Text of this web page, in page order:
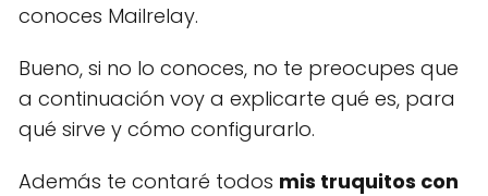
conoces Mailrelay.
Bueno, si no lo conoces, no te preocupes que
a continuación voy a explicarte qué es, para
qué sirve y cómo configurarlo.
Además te contaré todos mis truquitos con